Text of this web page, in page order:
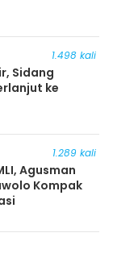
1.498 kali
Sidang
ke
1.289 kali
Agusman
Kompak